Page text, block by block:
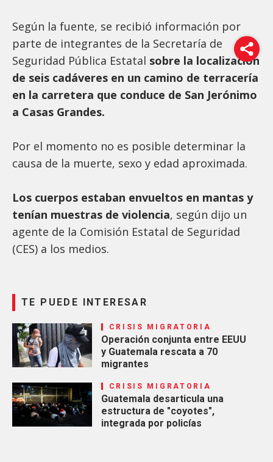
Según la fuente, se recibió información por
parte de integrantes de la Secretaría de
Seguridad Pública Estatal sobre la localización
de seis cadáveres en un camino de terracería
en la carretera que conduce de San Jerónimo
a Casas Grandes.
Por el momento no es posible determinar la
causa de la muerte, sexo y edad aproximada.
Los cuerpos estaban envueltos en mantas y
tenían muestras de violencia, según dijo un
agente de la Comisión Estatal de Seguridad
(CES) a los medios.
TE PUEDE INTERESAR
CRISIS MIGRATORIA
Operación conjunta entre EEUU
y Guatemala rescata a 70
migrantes
CRISIS MIGRATORIA
Guatemala desarticula una
estructura de "coyotes",
integrada por policías